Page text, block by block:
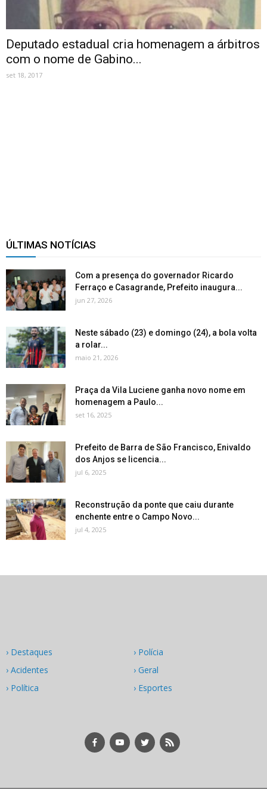
Deputado estadual cria homenagem a árbitros
com o nome de Gabino...
set 18, 2017
ÚLTIMAS NOTÍCIAS
Com a presença do governador Ricardo
Ferraço e Casagrande, Prefeito inaugura...
jun 27, 2026
Neste sábado (23) e domingo (24), a bola volta
a rolar...
maio 21, 2026
Praça da Vila Luciene ganha novo nome em
homenagem a Paulo...
set 16, 2025
Prefeito de Barra de São Francisco, Enivaldo
dos Anjos se licencia...
jul 6, 2025
Reconstrução da ponte que caiu durante
enchente entre o Campo Novo...
jul 4, 2025
› Destaques
› Acidentes
› Política
› Polícia
› Geral
› Esportes